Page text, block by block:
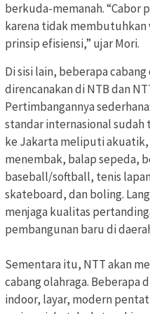
berkuda-memanah.
karena tidak membutuhkan
prinsip efisiensi,” ujar Mori.
Di sisi lain, beberapa
direncanakan di NTB dan
Pertimbangannya
standar internasional sudah
ke Jakarta meliputi akuatik,
menembak, balap sepeda,
baseball/softball, tenis
skateboard, dan boling.
menjaga kualitas
pembangunan baru di
Sementara itu, NTT akan
cabang olahraga. Beberapa
indoor, layar, modern